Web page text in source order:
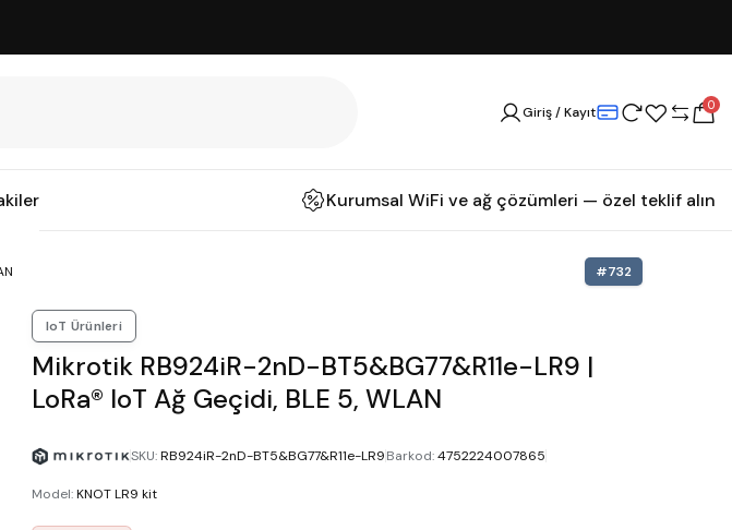
Giriş / Kayıt 0
Kurumsal WiFi ve ağ çözümleri — özel teklif alın
#732
IoT Ürünleri
Mikrotik RB924iR-2nD-BT5&BG77&R11e-LR9 |
LoRa® IoT Ağ Geçidi, BLE 5, WLAN
SKU:RB924iR-2nD-BT5&BG77&R11e-LR9Barkod:4752224007865
Model:KNOT LR9 kit